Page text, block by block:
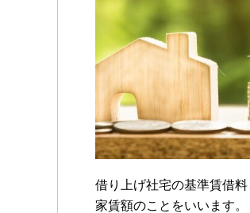
借り上げ社宅の基準賃借
家賃額のことをいいます。